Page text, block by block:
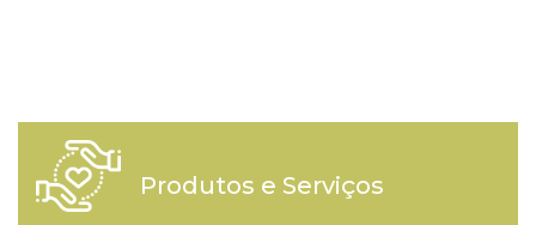
Produtos e Serviços